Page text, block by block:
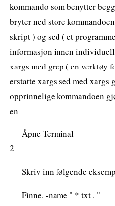
kommando som benytter
bryter ned store
skript ) og sed ( et
informasjon innen
xargs med grep ( en verktøy
erstatte xargs sed med xargs
opprinnelige kommandoen
en
Åpne Terminal
2
Skriv inn følgende
Finne. -name " * txt . "